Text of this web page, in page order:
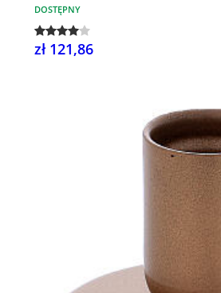
DOSTĘPNY
zł 121,86